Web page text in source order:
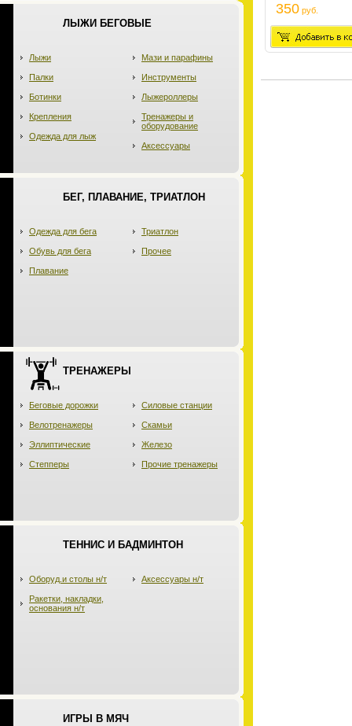
ЛЫЖИ БЕГОВЫЕ
Лыжи
Палки
Ботинки
Крепления
Одежда для лыж
Мази и парафины
Инструменты
Лыжероллеры
Тренажеры и
оборудование
Аксессуары
БЕГ, ПЛАВАНИЕ, ТРИАТЛОН
Одежда для бега
Обувь для бега
Плавание
Триатлон
Прочее
ТРЕНАЖЕРЫ
Беговые дорожки
Велотренажеры
Эллиптические
Степперы
Силовые станции
Скамьи
Железо
Прочие тренажеры
ТЕННИС И БАДМИНТОН
Оборуд.и столы н/т
Ракетки, накладки,
основания н/т
Аксессуары н/т
ИГРЫ В МЯЧ
350 руб.